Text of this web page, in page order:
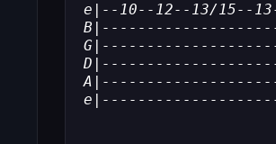
e|--10--12--13/15--